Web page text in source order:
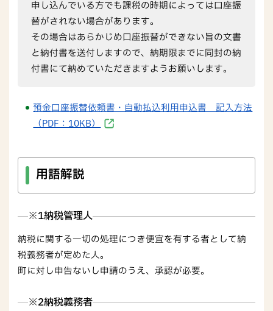
申し込んでいる方でも課税の時期によっては口座振
替がされない場合があります。
その場合はあらかじめ口座振替ができない旨の文書
と納付書を送付しますので、納期限までに同封の納
付書にて納めていただきますようお願いします。
預金口座振替依頼書・自動払込利用申込書 記入方法
（PDF：10KB）
用語解説
※1納税管理人
納税に関する一切の処理につき便宜を有する者として納
税義務者が定めた人。
町に対し申告ないし申請のうえ、承認が必要。
※2納税義務者